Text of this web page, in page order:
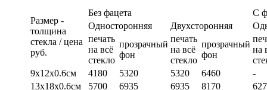
Размер -
толщина
стекла / цена
руб.
Без фацета
С
Односторонняя
Двухсторонняя
печать
на всё
стекло
прозрачный
фон
печать
на всё
стекло
прозрачный
фон
на
9х12х0.6см
4180 5320 5320 6460
-
13х18х0.6см
5700 6935 6935 8170